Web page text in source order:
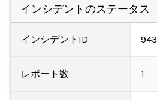
インシデントのステータス
インシデントID 943
レポート数 1